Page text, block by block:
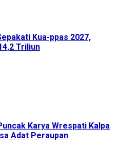
Kua-ppas 2027,
Triliun
Karya Wrespati Kalpa
Adat Peraupan